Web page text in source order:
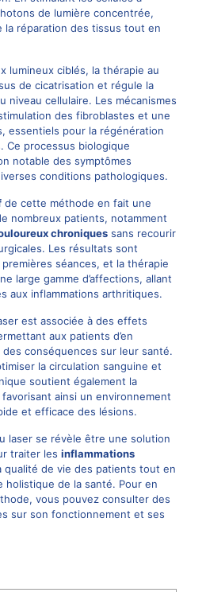
de lumière concentrée,
réparation des tissus tout en
lumineux ciblés, la thérapie au
de cicatrisation et régule la
niveau cellulaire. Les mécanismes
des fibroblastes et une
essentiels pour la régénération
Ce processus biologique
notable des symptômes
conditions pathologiques.
de cette méthode en fait une
nombreux patients, notamment
chroniquessans recourir
Les résultats sont
séances, et la thérapie
large gamme d’affections, allant
aux inflammations arthritiques.
est associée à des effets
aux patients d’en
conséquences sur leur santé.
la circulation sanguine et
soutient également la
ainsi un environnement
et efficace des lésions.
laser se révèle être une solution
traiter les inflammations
qualité de vie des patients tout en
holistique de la santé. Pour en
vous pouvez consulter des
sur son fonctionnement et ses